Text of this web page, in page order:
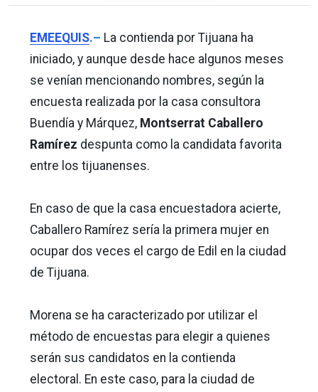
EMEEQUIS.– La contienda por Tijuana ha
iniciado, y aunque desde hace algunos meses
se venían mencionando nombres, según la
encuesta realizada por la casa consultora
Buendía y Márquez, Montserrat Caballero
Ramírez despunta como la candidata favorita
entre los tijuanenses.
En caso de que la casa encuestadora acierte,
Caballero Ramírez sería la primera mujer en
ocupar dos veces el cargo de Edil en la ciudad
de Tijuana.
Morena se ha caracterizado por utilizar el
método de encuestas para elegir a quienes
serán sus candidatos en la contienda
electoral. En este caso, para la ciudad de